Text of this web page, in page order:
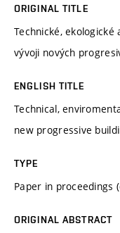
ORIGINAL TITLE
Technické,
vývoji nových
ENGLISH TITLE
Technical,
new progressive
TYPE
Paper in proceedings
ORIGINAL ABSTRACT